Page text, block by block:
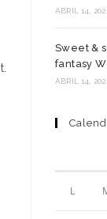
ABRIL 14,
Sweet &
fantasy
ABRIL 14,
L